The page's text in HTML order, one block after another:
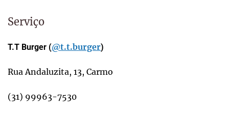
Serviço
T.T Burger (@t.t.burger)
Rua Andaluzita, 13, Carmo
(31) 99963-7530